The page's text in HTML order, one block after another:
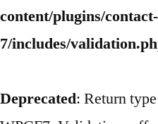
content/plugins/
7/includes/
Deprecated: Return